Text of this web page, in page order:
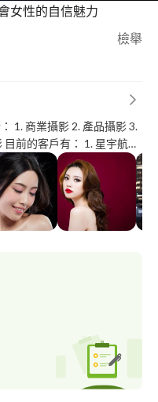
女性的自信魅力
檢舉
1. 商業攝影 2. 產品攝影 3.
究院 4. 麵包師 吳克己 5. 掌
kiminbrush